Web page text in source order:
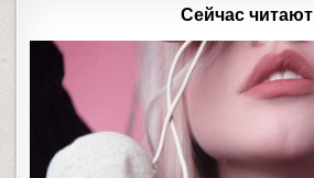
Сейчас читают